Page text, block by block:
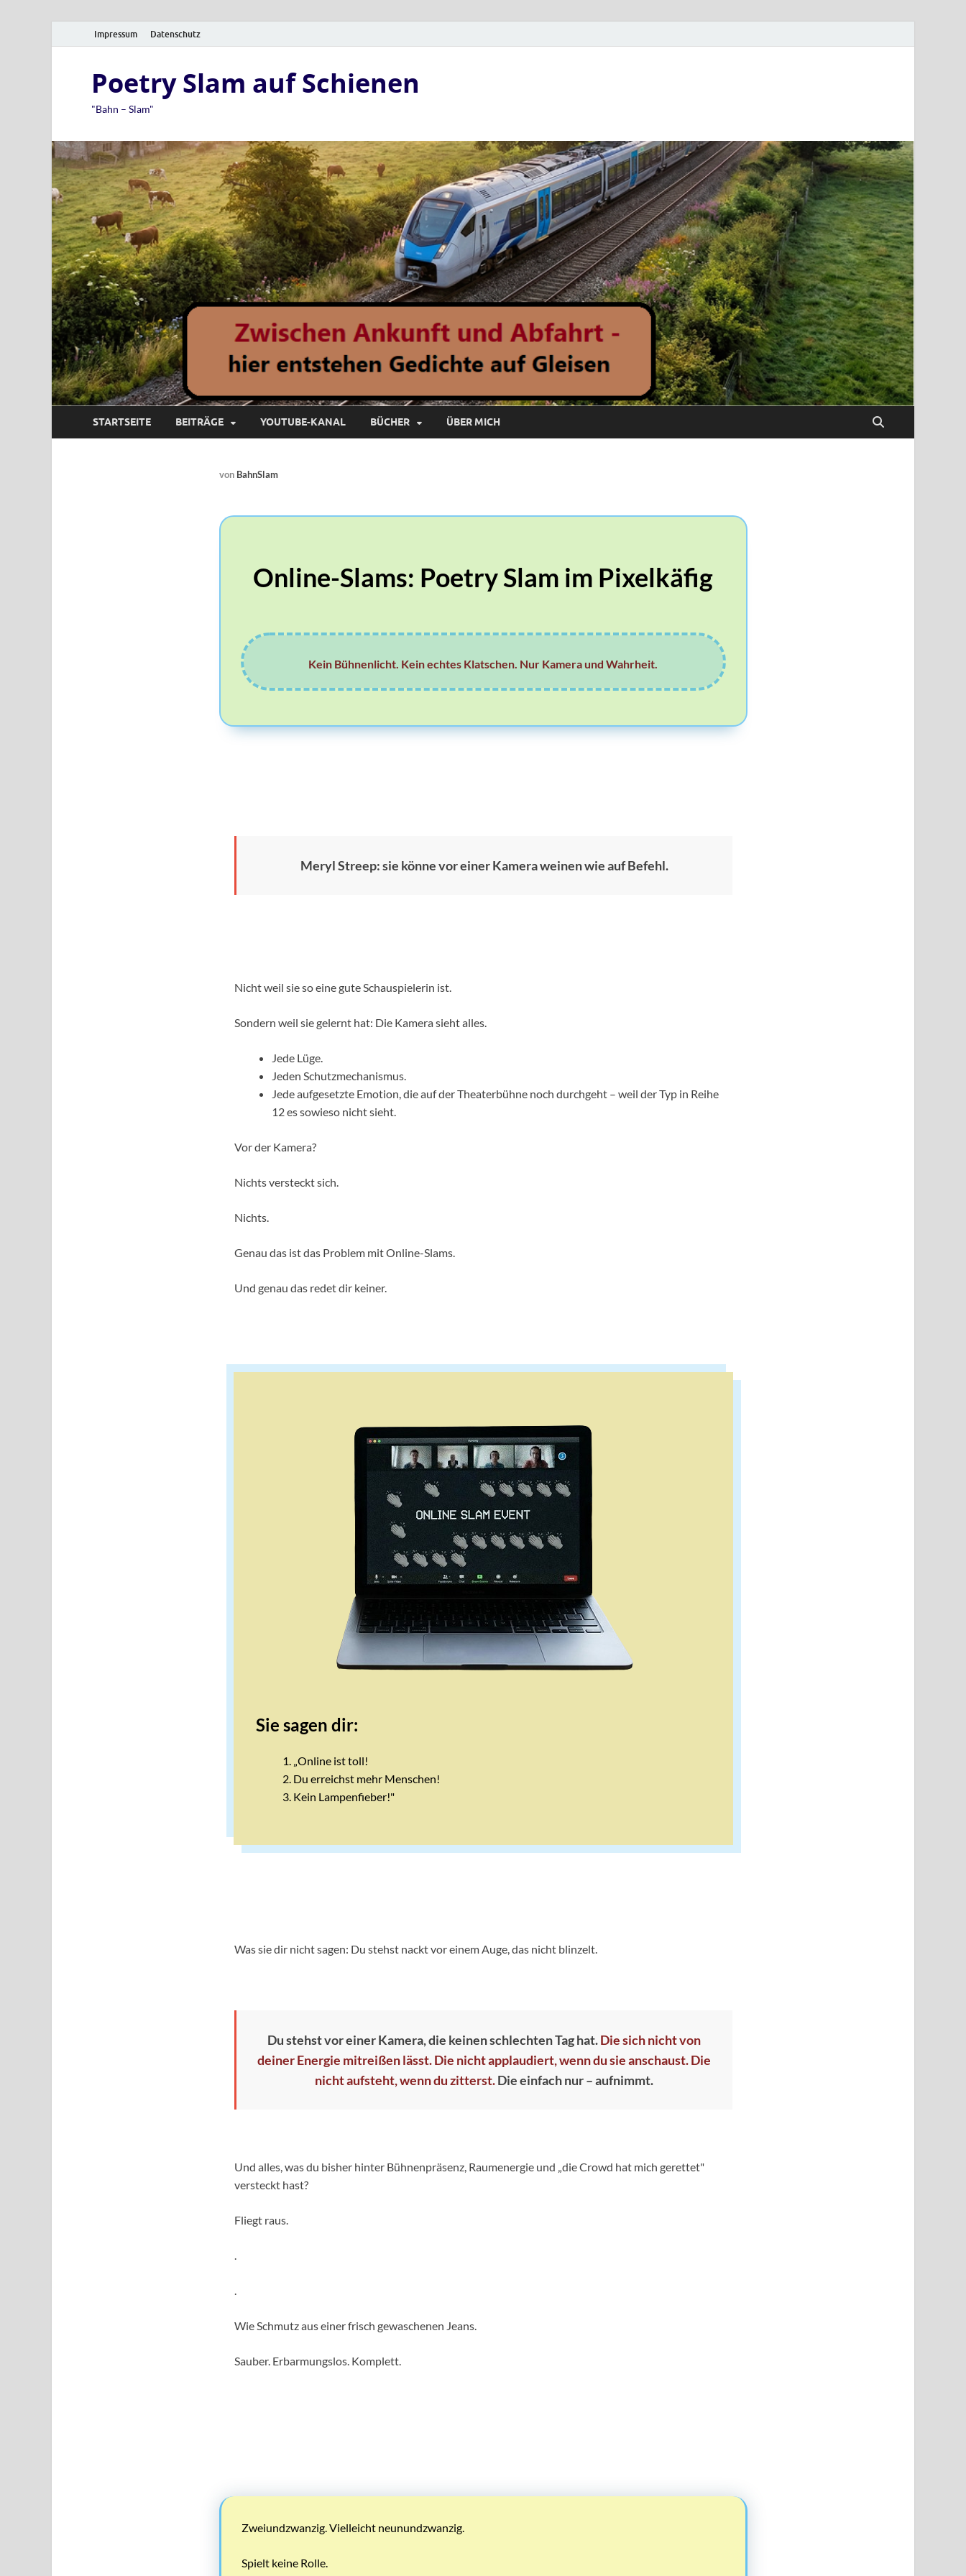
Impressum Datenschutz
Poetry Slam auf Schienen
"Bahn – Slam"
STARTSEITE BEITRÄGE YOUTUBE-KANAL BÜCHER ÜBER MICH
von BahnSlam
Online-Slams: Poetry Slam im Pixelkäfig
Kein Bühnenlicht. Kein echtes Klatschen. Nur Kamera und Wahrheit.
Meryl Streep: sie könne vor einer Kamera weinen wie auf Befehl.
Nicht weil sie so eine gute Schauspielerin ist.
Sondern weil sie gelernt hat: Die Kamera sieht alles.
Jede Lüge.
Jeden Schutzmechanismus.
Jede aufgesetzte Emotion, die auf der Theaterbühne noch durchgeht – weil der Typ in Reihe
12 es sowieso nicht sieht.
Vor der Kamera?
Nichts versteckt sich.
Nichts.
Genau das ist das Problem mit Online-Slams.
Und genau das redet dir keiner.
Sie sagen dir:
„Online ist toll!
Du erreichst mehr Menschen!
Kein Lampenfieber!"
Was sie dir nicht sagen: Du stehst nackt vor einem Auge, das nicht blinzelt.
Du stehst vor einer Kamera, die keinen schlechten Tag hat.Die sich nicht von
deiner Energie mitreißen lässt. Die nicht applaudiert, wenn du sie anschaust. Die
nicht aufsteht, wenn du zitterst.Die einfach nur – aufnimmt.
Und alles, was du bisher hinter Bühnenpräsenz, Raumenergie und „die Crowd hat mich gerettet"
versteckt hast?
Fliegt raus.
Wie Schmutz aus einer frisch gewaschenen Jeans.
Sauber. Erbarmungslos. Komplett.
Zweiundzwanzig. Vielleicht neunundzwanzig.
Spielt keine Rolle.